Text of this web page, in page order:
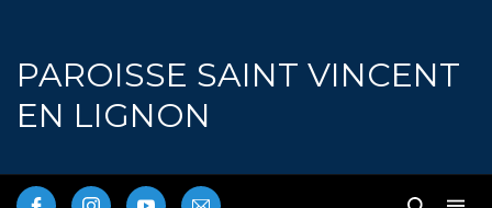
PAROISSE SAINT VINCENT
EN LIGNON